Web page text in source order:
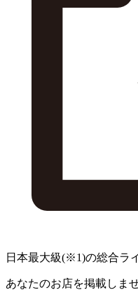
日本最大級(※1)の総合ラ
あなたのお店を掲載しま